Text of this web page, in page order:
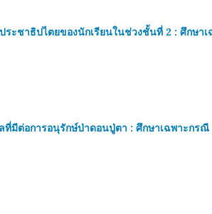
ระชาธิปไตยของนักเรียนในช่วงชั้นที่ 2 : ศึกษ
มีต่อการอนุรักษ์ป่าดอนปู่ตา : ศึกษาเฉพาะกรณี